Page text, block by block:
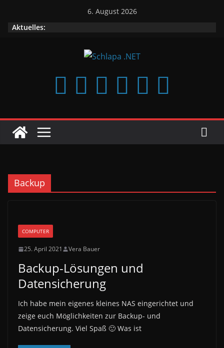
6. August 2026
Aktuelles:
Backup
COMPUTER
25. April 2021 Vera Bauer
Backup-Lösungen und
Datensicherung
Ich habe mein eigenes kleines NAS eingerichtet und
zeige euch Möglichkeiten zur Backup- und
Datensicherung. Viel Spaß 🙂 Was ist